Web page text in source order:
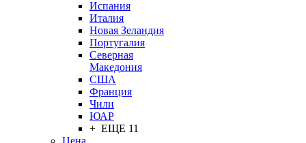
Испания
Италия
Новая Зеландия
Португалия
Северная
Македония
США
Франция
Чили
ЮАР
+ ЕЩЕ 11
Цена